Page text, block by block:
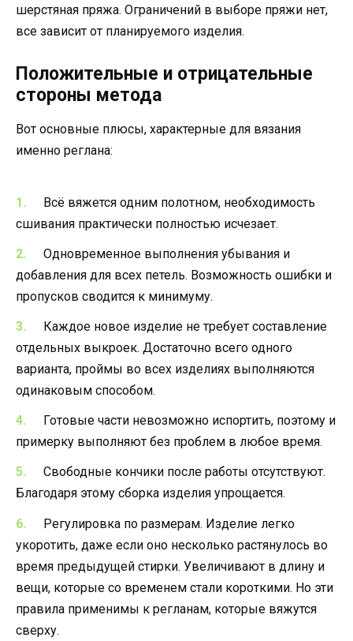
шерстяная пряжа. Ограничений в выборе пряжи нет,
все зависит от планируемого изделия.
Положительные и отрицательные
стороны метода
Вот основные плюсы, характерные для вязания
именно реглана:
Всё вяжется одним полотном, необходимость
сшивания практически полностью исчезает.
Одновременное выполнения убывания и
добавления для всех петель. Возможность ошибки и
пропусков сводится к минимуму.
Каждое новое изделие не требует составление
отдельных выкроек. Достаточно всего одного
варианта, проймы во всех изделиях выполняются
одинаковым способом.
Готовые части невозможно испортить, поэтому и
примерку выполняют без проблем в любое время.
Свободные кончики после работы отсутствуют.
Благодаря этому сборка изделия упрощается.
Регулировка по размерам. Изделие легко
укоротить, даже если оно несколько растянулось во
время предыдущей стирки. Увеличивают в длину и
вещи, которые со временем стали короткими. Но эти
правила применимы к регланам, которые вяжутся
сверху.